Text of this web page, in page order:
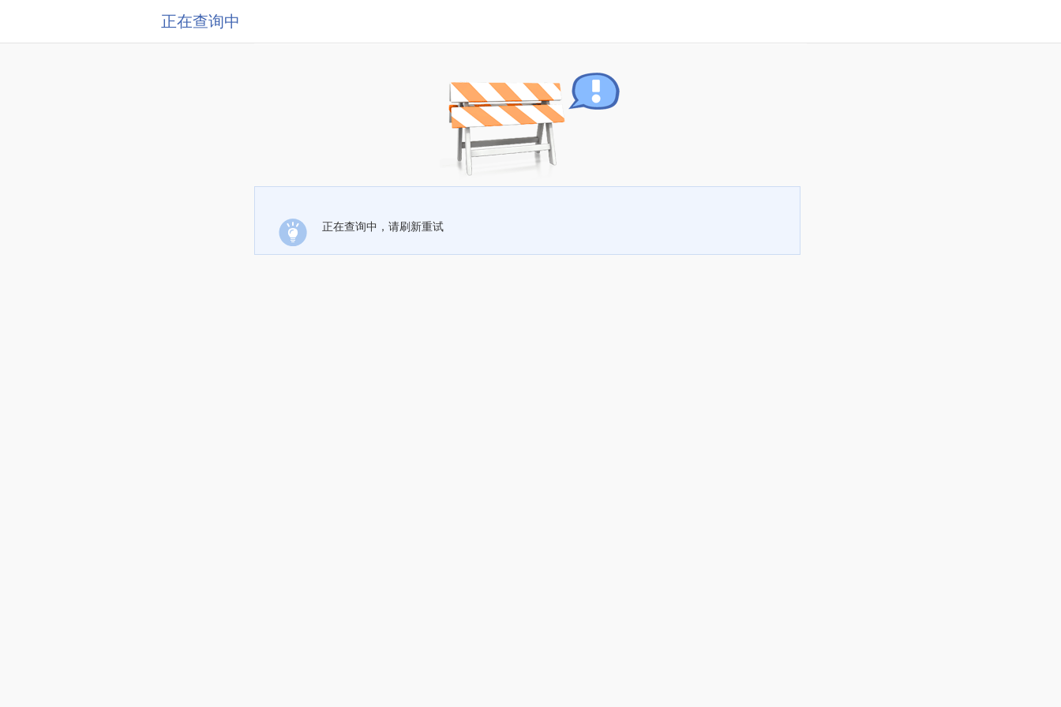
正在查询中
正在查询中，请刷新重试